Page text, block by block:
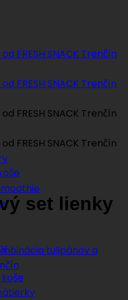
set lienky